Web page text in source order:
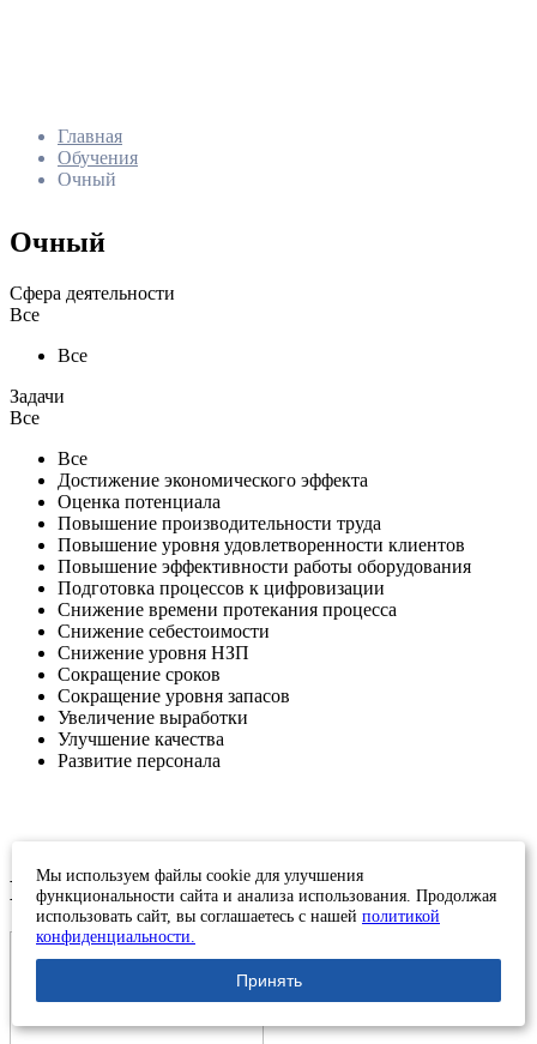
Главная
Обучения
Очный
Очный
Сфера деятельности
Все
Все
Задачи
Все
Все
Достижение экономического эффекта
Оценка потенциала
Повышение производительности труда
Повышение уровня удовлетворенности клиентов
Повышение эффективности работы оборудования
Подготовка процессов к цифровизации
Снижение времени протекания процесса
Снижение себестоимости
Снижение уровня НЗП
Сокращение сроков
Сокращение уровня запасов
Увеличение выработки
Улучшение качества
Развитие персонала
Благодарственные письма
Мы используем файлы cookie для улучшения
функциональности сайта и анализа использования. Продолжая
использовать сайт, вы соглашаетесь с нашей политикой
конфиденциальности.
Принять